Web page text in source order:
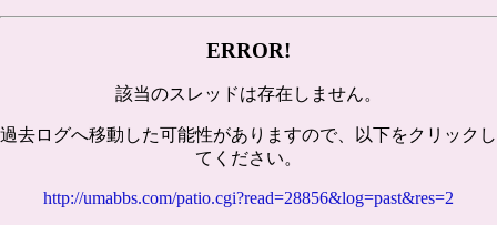
ERROR!
該当のスレッドは存在しません。
過去ログへ移動した可能性がありますので、以下をクリックし
てください。
http://umabbs.com/patio.cgi?read=28856&log=past&res=2